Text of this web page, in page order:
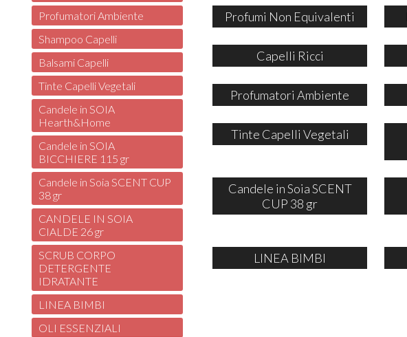
Profumi Non Equivalenti
Capelli Ricci
Profumatori Ambiente
Tinte Capelli Vegetali
Candele in Soia SCENT
CUP 38 gr
LINEA BIMBI
Profumatori Ambiente
Shampoo Capelli
Balsami Capelli
Tinte Capelli Vegetali
Candele in SOIA
Hearth&Home
Candele in SOIA
BICCHIERE 115 gr
Candele in Soia SCENT CUP
38 gr
CANDELE IN SOIA
CIALDE 26 gr
SCRUB CORPO
DETERGENTE
IDRATANTE
LINEA BIMBI
OLI ESSENZIALI